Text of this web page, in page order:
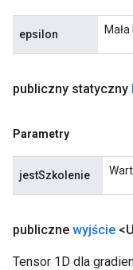
epsilon
publiczny statyczny
Parametry
jestSzkolenie
publiczne wyjście
Tensor 1D dla